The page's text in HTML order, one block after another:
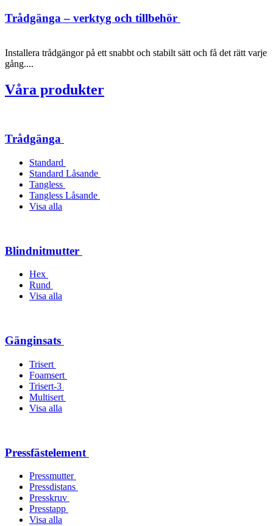
Trådgänga – verktyg och tillbehör
Installera trådgängor på ett snabbt och stabilt sätt och få det rätt varje
gång....
Våra produkter
Trådgänga
Standard
Standard Låsande
Tangless
Tangless Låsande
Visa alla
Blindnitmutter
Hex
Rund
Visa alla
Gänginsats
Trisert
Foamsert
Trisert-3
Multisert
Visa alla
Pressfästelement
Pressmutter
Pressdistans
Presskruv
Presstapp
Visa alla